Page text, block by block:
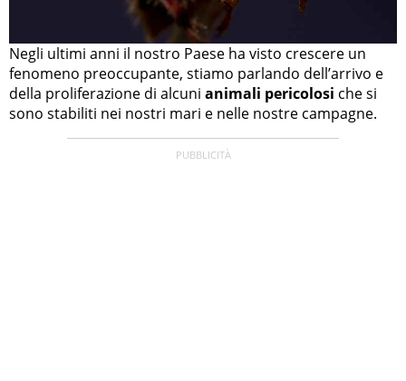
Negli ultimi anni il nostro Paese ha visto crescere un
fenomeno preoccupante, stiamo parlando dell’arrivo e
della proliferazione di alcuni animali pericolosi che si
sono stabiliti nei nostri mari e nelle nostre campagne.